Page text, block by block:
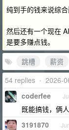
纯到手的钱来说综
然后还有一个现在
是要多赚点钱。
跳槽
薪资
54 replies • 2026-
coderfee
既能搞钱，俩
3191870